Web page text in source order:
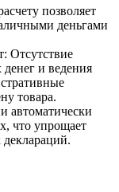
позволяет
деньгами
Отсутствие
и ведения
товара.
автоматически
что упрощает
деклараций.